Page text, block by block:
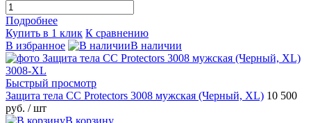
Подробнее
Купить в 1 клик К сравнению
В избранное
В наличии
Быстрый просмотр
Защита тела СС Protectors 3008 мужская (Черный, XL) 10 500
руб. / шт
В корзину